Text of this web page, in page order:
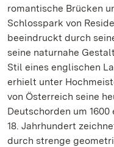
romantische Brücken
Schlosspark von
beeindruckt durch
seine naturnahe
Stil eines englischen
erhielt unter
von Österreich seine
Deutschorden um
18. Jahrhundert
durch strenge